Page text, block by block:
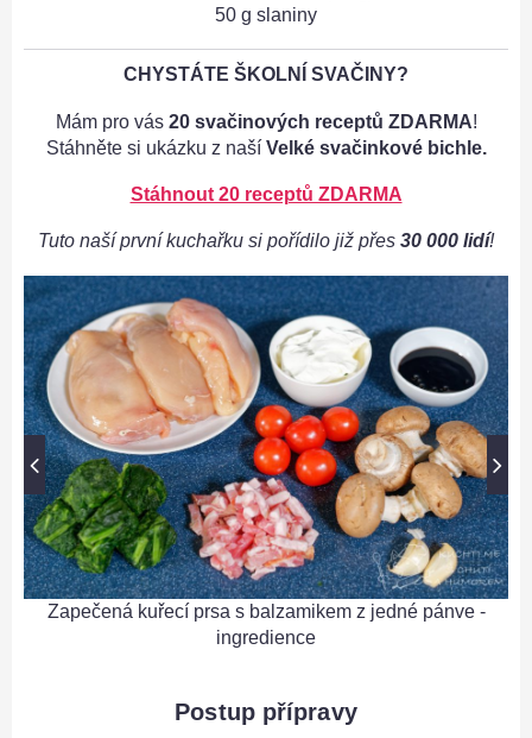
50 g slaniny
CHYSTÁTE ŠKOLNÍ SVAČINY?
Mám pro vás 20 svačinových receptů ZDARMA!
Stáhněte si ukázku z naší Velké svačinkové bichle.
Stáhnout 20 receptů ZDARMA
Tuto naší první kuchařku si pořídilo již přes 30 000 lidí!
Zapečená kuřecí prsa s balzamikem z jedné pánve -
ingredience
Postup přípravy